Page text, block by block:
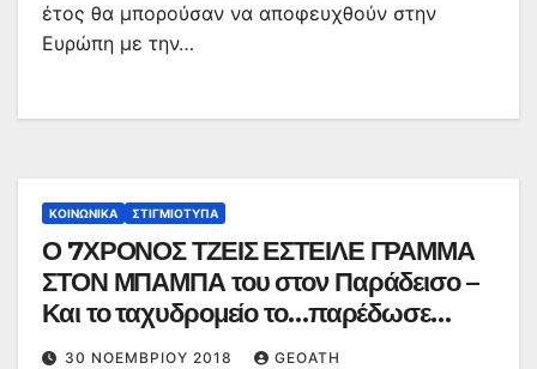
έτος θα μπορούσαν να αποφευχθούν στην
Ευρώπη με την…
ΚΟΙΝΩΝΙΚΆ ΣΤΙΓΜΙΌΤΥΠΑ
Ο 7ΧΡΟΝΟΣ ΤΖΕΙΣ ΕΣΤΕΙΛΕ ΓΡΑΜΜΑ
ΣΤΟΝ ΜΠΑΜΠΑ του στον Παράδεισο –
Και το ταχυδρομείο το…παρέδωσε
(εικόνα)
30 ΝΟΕΜΒΡΊΟΥ 2018 GEOATH